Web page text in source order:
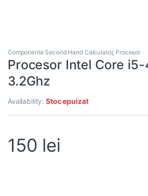
Componente Second Hand Calculator, Procesor
Procesor Intel Core i5-
3.2Ghz
Availability:Stoc epuizat
150 lei